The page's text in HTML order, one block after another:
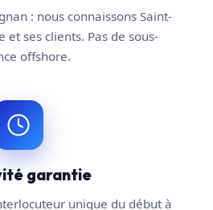
: nous connaissons Saint-
et ses clients. Pas de sous-
offshore.
garantie
unique du début à